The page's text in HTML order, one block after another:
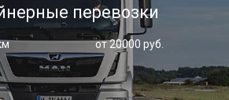
перевозки
от 20000 руб.